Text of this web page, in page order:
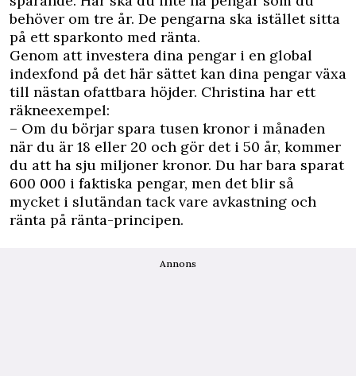
behöver om tre år. De pengarna ska istället sitta
på ett sparkonto med ränta.
Genom att investera dina pengar i en global
indexfond på det här sättet kan dina pengar växa
till nästan ofattbara höjder. Christina har ett
räkneexempel:
– Om du börjar spara tusen kronor i månaden
när du är 18 eller 20 och gör det i 50 år, kommer
du att ha sju miljoner kronor. Du har bara sparat
600 000 i faktiska pengar, men det blir så
mycket i slutändan tack vare avkastning och
ränta på ränta-principen.
Annons